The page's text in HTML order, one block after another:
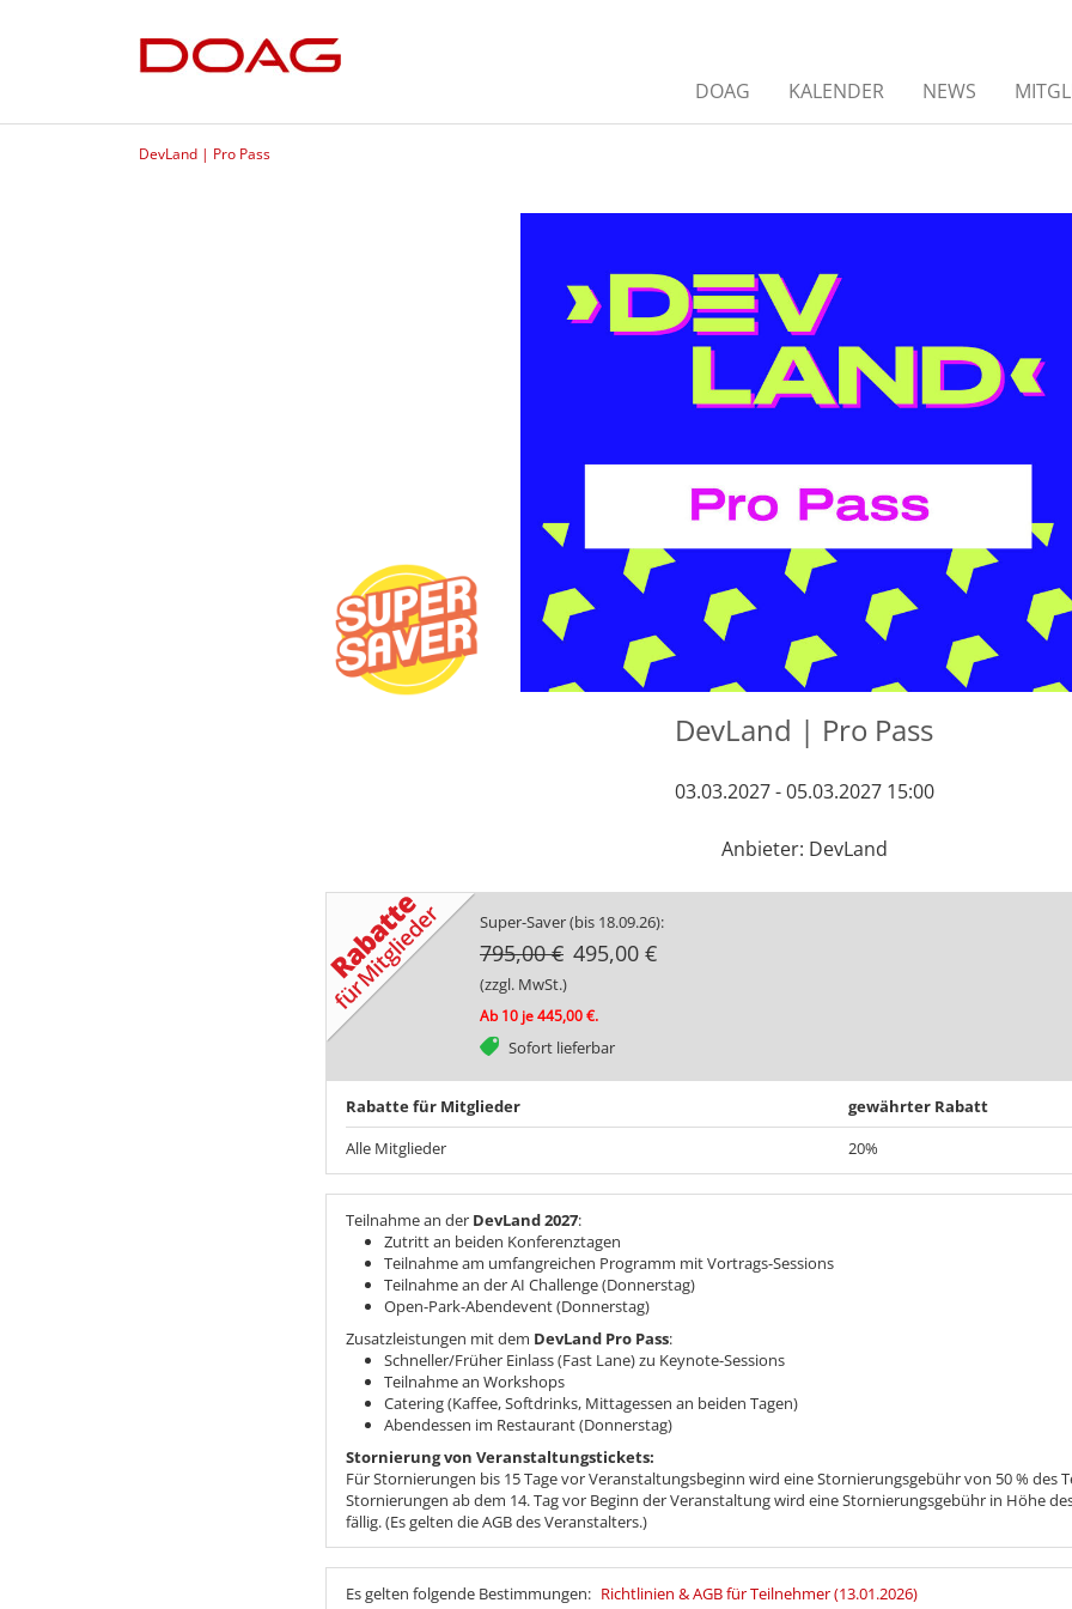
DOAG KALENDER NEWS
DevLand | Pro Pass
DevLand | Pro Pass
03.03.2027 - 05.03.2027 15:00
Anbieter: DevLand
Super-Saver (bis 18.09.26):
795,00 € 495,00 €
(zzgl. MwSt.)
Ab 10 je 445,00 €.
Sofort lieferbar
tag
Rabatte für Mitglieder
gewährter Rabatt
Alle Mitglieder
20%
Teilnahme an der DevLand 2027:
Zutritt an beiden Konferenztagen
Teilnahme am umfangreichen Programm mit Vortrags-Sessions
Teilnahme an der AI Challenge (Donnerstag)
Open-Park-Abendevent (Donnerstag)
Zusatzleistungen mit dem DevLand Pro Pass:
Schneller/Früher Einlass (Fast Lane) zu Keynote-Sessions
Teilnahme an Workshops
Catering (Kaffee, Softdrinks, Mittagessen an beiden Tagen)
Abendessen im Restaurant (Donnerstag)
Stornierung von Veranstaltungstickets:
Für Stornierungen bis 15 Tage vor Veranstaltungsbeginn wird eine Stornierungsgebühr von 50 % des
Stornierungen ab dem 14. Tag vor Beginn der Veranstaltung wird eine Stornierungsgebühr in Höhe
fällig. (Es gelten die AGB des Veranstalters.)
Es gelten folgende Bestimmungen: Richtlinien & AGB für Teilnehmer (13.01.2026)